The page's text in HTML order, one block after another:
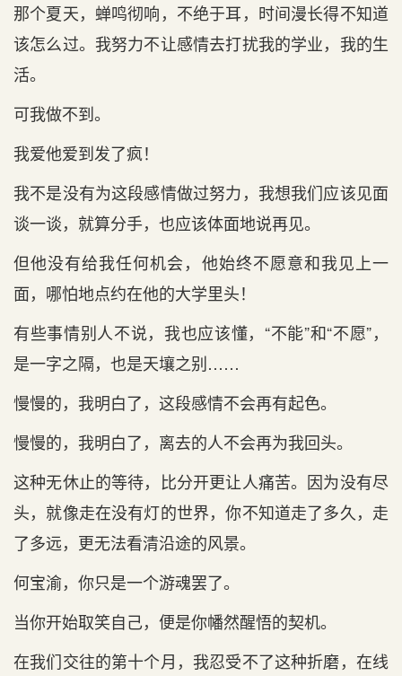
那个夏天，蝉鸣彻响，不绝于耳，时间漫长得不知道
该怎么过。我努力不让感情去打扰我的学业，我的生
活。
可我做不到。
我爱他爱到发了疯！
我不是没有为这段感情做过努力，我想我们应该见面
谈一谈，就算分手，也应该体面地说再见。
但他没有给我任何机会，他始终不愿意和我见上一
面，哪怕地点约在他的大学里头！
有些事情别人不说，我也应该懂，“不能”和“不愿”，
是一字之隔，也是天壤之别……
慢慢的，我明白了，这段感情不会再有起色。
慢慢的，我明白了，离去的人不会再为我回头。
这种无休止的等待，比分开更让人痛苦。因为没有尽
头，就像走在没有灯的世界，你不知道走了多久，走
了多远，更无法看清沿途的风景。
何宝渝，你只是一个游魂罢了。
当你开始取笑自己，便是你幡然醒悟的契机。
在我们交往的第十个月，我忍受不了这种折磨，在线